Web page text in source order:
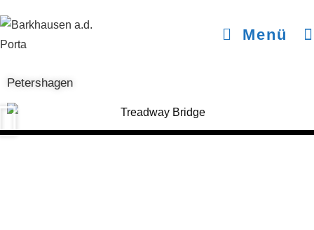
Menü
Petershagen